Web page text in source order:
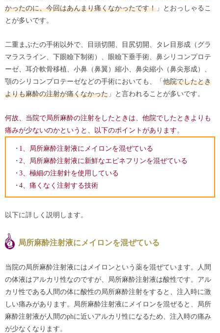
かったのに、今回はあんまり痛くなかったです！ 」とおっしゃるこ
とが多いです。
二重まぶたの手術以外で、目頭切開、目尻切開、タレ目形成（グラ
マラスライン、下眼瞼下制術）、眼瞼下垂手術、鼻シリコンプロテ
ーゼ、耳介軟骨移植、小鼻（鼻翼）縮小、鼻尖縮小（鼻尖形成）、
顎のシリコンプロテーゼなどの手術においても、「 他院でしたとき
よりも麻酔の注射が痛くなかった 」と言われることが多いです。
何故、当院で局所麻酔の注射をしたときは、他院でしたときよりも
痛みが少ないのかというと、以下のポイントがあります 。
1、局所麻酔注射液にメイロンを混ぜている
2、局所麻酔注射液に新鮮なエピネフリンを混ぜている
3、極細の注射針を使用している
4、痛くなく注射する技術
以下に詳しく説明します。
局所麻酔注射液にメイロンを混ぜている
当院の局所麻酔注射液にはメイロンという薬を混ぜています。人間
の体液はアルカリ性なのですが、局所麻酔注射液は酸性です。アル
カリ性である人間の体に酸性の局所麻酔注射をすると、注入時に激
しい痛みがあります。局所麻酔注射液にメイロンを混ぜると、局所
麻酔注射液が人間のphに近いアルカリ性になるため、注入時の痛み
が少なくなります。